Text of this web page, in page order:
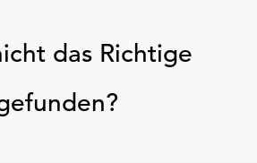
das Richtige